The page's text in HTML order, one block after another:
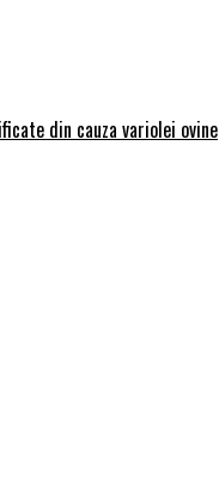
din cauza variolei ovine